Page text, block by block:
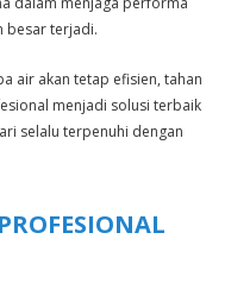
besar terjadi.
air akan tetap efisien, tahan
menjadi solusi terbaik
selalu terpenuhi dengan